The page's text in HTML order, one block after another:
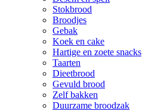
Stokbrood
Broodjes
Gebak
Koek en cake
Hartige en zoete snacks
Taarten
Dieetbrood
Gevuld brood
Zelf bakken
Duurzame broodzak